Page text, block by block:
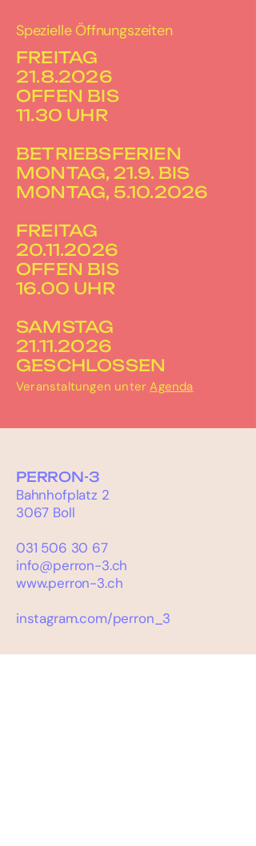
Spezielle Öffnungszeiten
FREITAG
21.8.2026
OFFEN BIS
11.30 UHR
BETRIEBSFERIEN
MONTAG, 21.9. BIS
MONTAG, 5.10.2026
FREITAG
20.11.2026
OFFEN BIS
16.00 UHR
SAMSTAG
21.11.2026
GESCHLOSSEN
Veranstaltungen unterAgenda
PERRON-3
Bahnhofplatz 2
3067 Boll
031 506 30 67
info@perron-3.ch
www.perron-3.ch
instagram.com/perron_3